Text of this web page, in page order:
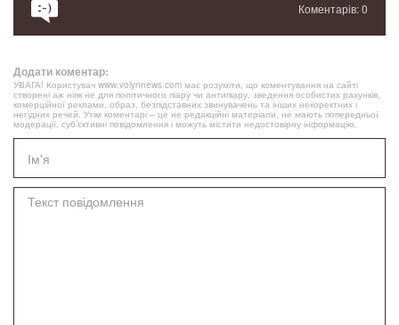
Коментарів: 0
Додати коментар:
УВАГА! Користувач www.volynnews.com має розуміти, що коментування на сайті
створені аж ніяк не для політичного піару чи антипіару, зведення особистих рахунків,
комерційної реклами, образ, безпідставних звинувачень та інших некоректних і
негідних речей. Утім коментарі – це не редакційні матеріали, не мають попередньої
модерації, суб’єктивні повідомлення і можуть містити недостовірну інформацію.